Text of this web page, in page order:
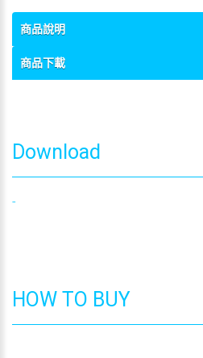
商品說明
商品下載
Download
-
HOW TO BUY